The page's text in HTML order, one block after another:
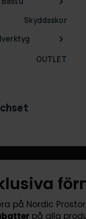
Skyddsskor
OUTLET
på Nordic
på alla